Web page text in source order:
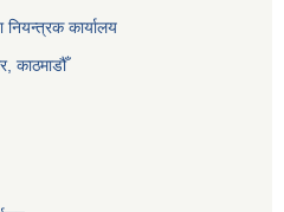
कार्यालय
काठमाडौँ